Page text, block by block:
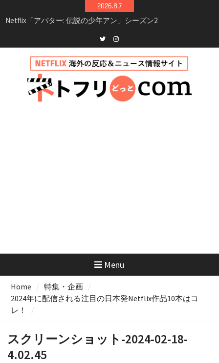
to
2026.8.7
シーズン3最新情報
Netflix映画「ボイスメールで恋をして」キャス
イッチ主演ロマコメ
新決定！2027年撮影開始へ
兄弟大騒動のコメディ映画「リトル・ブラザ
ー」がNetflixで配信！─キャスト・あらすじ・
見どころまとめ
Twitterinstagram
Menu
Home
特集・企画
2024年に配信される注目の日本発Netflix作品10本はコ
レ！
スクリーンショット-2024-02-18-
4.02.45